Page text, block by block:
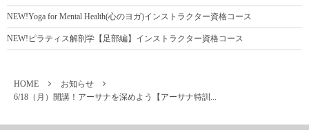
NEW!Yoga for Mental Health(心のヨガ)インストラクター資格コース
NEW!ピラティス解剖学【足部編】インストラクター資格コース
HOME
お知らせ
6/18（月）開講！アーサナを深めよう【アーサナ特訓...